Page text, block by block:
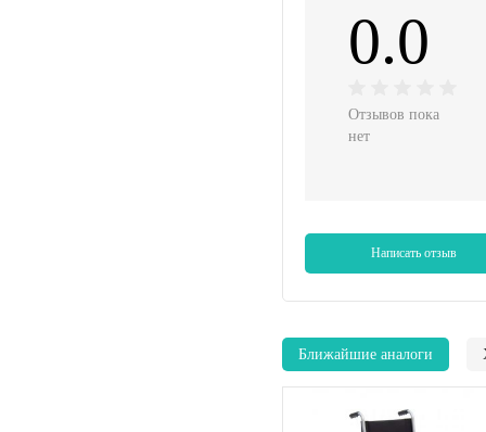
0.0
Отзывов пока
нет
Написать отзыв
Ближайшие аналоги